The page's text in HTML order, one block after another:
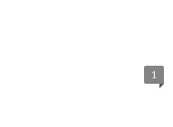
1